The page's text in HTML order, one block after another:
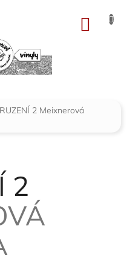
2 Meixnerová
2